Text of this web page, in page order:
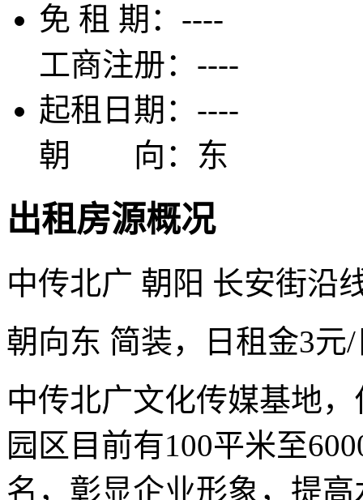
免 租 期： ----
工商注册： ----
起租日期： ----
朝 向： 东
出租房源概况
中传北广 朝阳 长安街沿
朝向东 简装，日租金3元
中传北广文化传媒基地
园区目前有100平米至
名，彰显企业形象，提